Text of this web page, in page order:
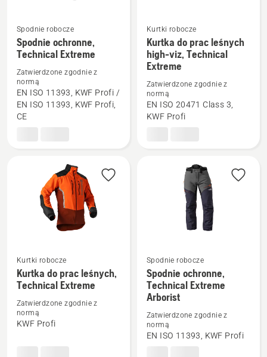
Zobacz
więcej
szczegółów
Spodnie
ochronne,
Spodnie robocze
Spodnie ochronne,
Technical Extreme
Zatwierdzone zgodnie z
normą
EN ISO 11393, KWF Profi /
EN ISO 11393, KWF Profi,
CE
Zobacz
więcej
szczegółów
Kurtka
do
Kurtki robocze
Kurtka do prac leśnych
high-viz, Technical
Extreme
Zatwierdzone zgodnie z
normą
EN ISO 20471 Class 3,
KWF Profi
Zobacz
więcej
Kurtka
Kurtki robocze
Kurtka do prac leśnych,
Technical Extreme
Zatwierdzone zgodnie z
normą
KWF Profi
Zobacz
więcej
szczegółów
Spodnie
ochronne,
Spodnie robocze
Spodnie ochronne,
Technical Extreme
Arborist
Zatwierdzone zgodnie z
normą
EN ISO 11393, KWF Profi